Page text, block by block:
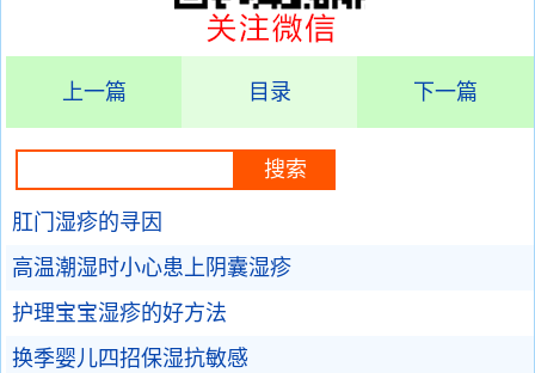
上一篇 目录 下一篇
肛门湿疹的寻因
高温潮湿时小心患上阴囊湿疹
护理宝宝湿疹的好方法
换季婴儿四招保湿抗敏感